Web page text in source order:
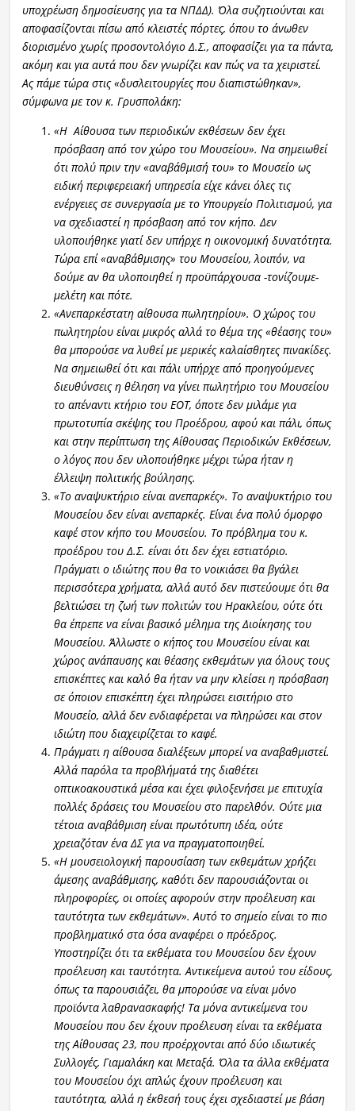
υποχρέωση δημοσίευσης για τα ΝΠΔΔ). Όλα συζητιούνται και
αποφασίζονται πίσω από κλειστές πόρτες, όπου το άνωθεν
διορισμένο χωρίς προσοντολόγιο Δ.Σ., αποφασίζει για τα πάντα,
ακόμη και για αυτά που δεν γνωρίζει καν πώς να τα χειριστεί.
Ας πάμε τώρα στις «δυσλειτουργίες που διαπιστώθηκαν»,
σύμφωνα με τον κ. Γρυσπολάκη:
«Η Αίθουσα των περιοδικών εκθέσεων δεν έχει
πρόσβαση από τον χώρο του Μουσείου». Να σημειωθεί
ότι πολύ πριν την «αναβάθμισή του» το Μουσείο ως
ειδική περιφερειακή υπηρεσία είχε κάνει όλες τις
ενέργειες σε συνεργασία με το Υπουργείο Πολιτισμού, για
να σχεδιαστεί η πρόσβαση από τον κήπο. Δεν
υλοποιήθηκε γιατί δεν υπήρχε η οικονομική δυνατότητα.
Τώρα επί «αναβάθμισης» του Μουσείου, λοιπόν, να
δούμε αν θα υλοποιηθεί η προϋπάρχουσα -τονίζουμε-
μελέτη και πότε.
«Ανεπαρκέστατη αίθουσα πωλητηρίου». Ο χώρος του
πωλητηρίου είναι μικρός αλλά το θέμα της «θέασης του»
θα μπορούσε να λυθεί με μερικές καλαίσθητες πινακίδες.
Να σημειωθεί ότι και πάλι υπήρχε από προηγούμενες
διευθύνσεις η θέληση να γίνει πωλητήριο του Μουσείου
το απέναντι κτήριο του ΕΟΤ, όποτε δεν μιλάμε για
πρωτοτυπία σκέψης του Προέδρου, αφού και πάλι, όπως
και στην περίπτωση της Αίθουσας Περιοδικών Εκθέσεων,
ο λόγος που δεν υλοποιήθηκε μέχρι τώρα ήταν η
έλλειψη πολιτικής βούλησης.
«Το αναψυκτήριο είναι ανεπαρκές». Το αναψυκτήριο του
Μουσείου δεν είναι ανεπαρκές. Είναι ένα πολύ όμορφο
καφέ στον κήπο του Μουσείου. Το πρόβλημα του κ.
προέδρου του Δ.Σ. είναι ότι δεν έχει εστιατόριο.
Πράγματι ο ιδιώτης που θα το νοικιάσει θα βγάλει
περισσότερα χρήματα, αλλά αυτό δεν πιστεύουμε ότι θα
βελτιώσει τη ζωή των πολιτών του Ηρακλείου, ούτε ότι
θα έπρεπε να είναι βασικό μέλημα της Διοίκησης του
Μουσείου. Άλλωστε ο κήπος του Μουσείου είναι και
χώρος ανάπαυσης και θέασης εκθεμάτων για όλους τους
επισκέπτες και καλό θα ήταν να μην κλείσει η πρόσβαση
σε όποιον επισκέπτη έχει πληρώσει εισιτήριο στο
Μουσείο, αλλά δεν ενδιαφέρεται να πληρώσει και στον
ιδιώτη που διαχειρίζεται το καφέ.
Πράγματι η αίθουσα διαλέξεων μπορεί να αναβαθμιστεί.
Αλλά παρόλα τα προβλήματά της διαθέτει
οπτικοακουστικά μέσα και έχει φιλοξενήσει με επιτυχία
πολλές δράσεις του Μουσείου στο παρελθόν. Ούτε μια
τέτοια αναβάθμιση είναι πρωτότυπη ιδέα, ούτε
χρειαζόταν ένα ΔΣ για να πραγματοποιηθεί.
«Η μουσειολογική παρουσίαση των εκθεμάτων χρήζει
άμεσης αναβάθμισης, καθότι δεν παρουσιάζονται οι
πληροφορίες, οι οποίες αφορούν στην προέλευση και
ταυτότητα των εκθεμάτων». Αυτό το σημείο είναι το πιο
προβληματικό στα όσα αναφέρει ο πρόεδρος.
Υποστηρίζει ότι τα εκθέματα του Μουσείου δεν έχουν
προέλευση και ταυτότητα. Αντικείμενα αυτού του είδους,
όπως τα παρουσιάζει, θα μπορούσε να είναι μόνο
προϊόντα λαθρανασκαφής! Τα μόνα αντικείμενα του
Μουσείου που δεν έχουν προέλευση είναι τα εκθέματα
της Αίθουσας 23, που προέρχονται από δύο ιδιωτικές
Συλλογές, Γιαμαλάκη και Μεταξά. Όλα τα άλλα εκθέματα
του Μουσείου όχι απλώς έχουν προέλευση και
ταυτότητα, αλλά η έκθεσή τους έχει σχεδιαστεί με βάση